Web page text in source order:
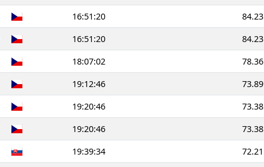
16:51:20 84.23
16:51:20 84.23
18:07:02 78.36
19:12:46 73.89
19:20:46 73.38
19:20:46 73.38
19:39:34 72.21